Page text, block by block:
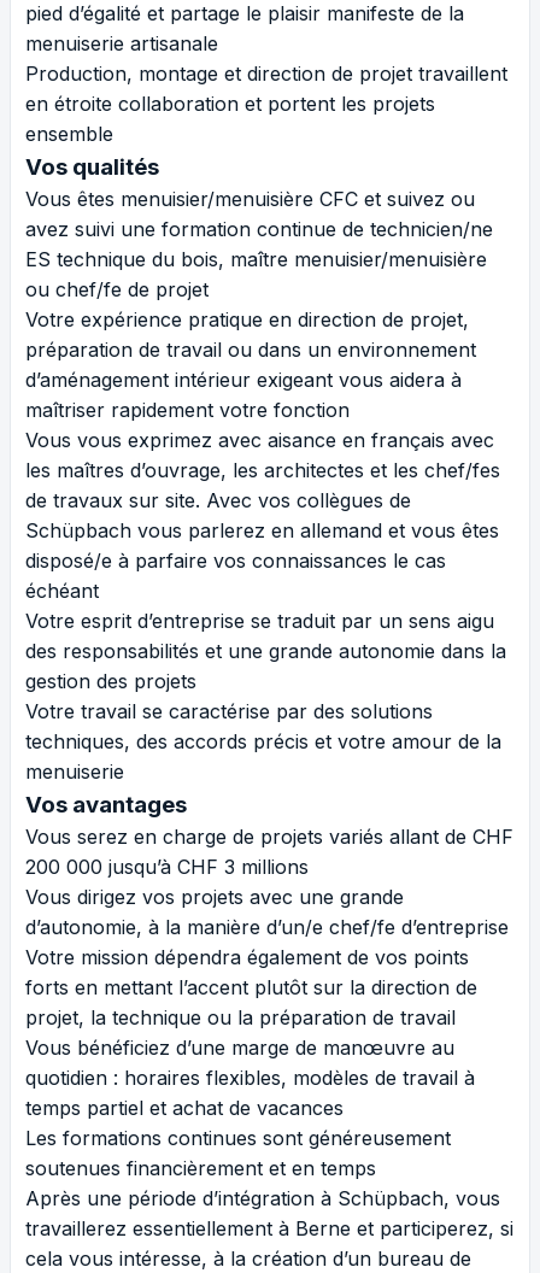
pied d’égalité et partage le plaisir manifeste de la
menuiserie artisanale
Production, montage et direction de projet travaillent
en étroite collaboration et portent les projets
ensemble
Vos qualités
Vous êtes menuisier/menuisière CFC et suivez ou
avez suivi une formation continue de technicien/ne
ES technique du bois, maître menuisier/menuisière
ou chef/fe de projet
Votre expérience pratique en direction de projet,
préparation de travail ou dans un environnement
d’aménagement intérieur exigeant vous aidera à
maîtriser rapidement votre fonction
Vous vous exprimez avec aisance en français avec
les maîtres d’ouvrage, les architectes et les chef/fes
de travaux sur site. Avec vos collègues de
Schüpbach vous parlerez en allemand et vous êtes
disposé/e à parfaire vos connaissances le cas
échéant
Votre esprit d’entreprise se traduit par un sens aigu
des responsabilités et une grande autonomie dans la
gestion des projets
Votre travail se caractérise par des solutions
techniques, des accords précis et votre amour de la
menuiserie
Vos avantages
Vous serez en charge de projets variés allant de CHF
200 000 jusqu’à CHF 3 millions
Vous dirigez vos projets avec une grande
d’autonomie, à la manière d’un/e chef/fe d’entreprise
Votre mission dépendra également de vos points
forts en mettant l’accent plutôt sur la direction de
projet, la technique ou la préparation de travail
Vous bénéficiez d’une marge de manœuvre au
quotidien : horaires flexibles, modèles de travail à
temps partiel et achat de vacances
Les formations continues sont généreusement
soutenues financièrement et en temps
Après une période d’intégration à Schüpbach, vous
travaillerez essentiellement à Berne et participerez, si
cela vous intéresse, à la création d’un bureau de